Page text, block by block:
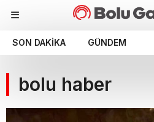
SON DAKIKA GÜNDEM
bolu haber